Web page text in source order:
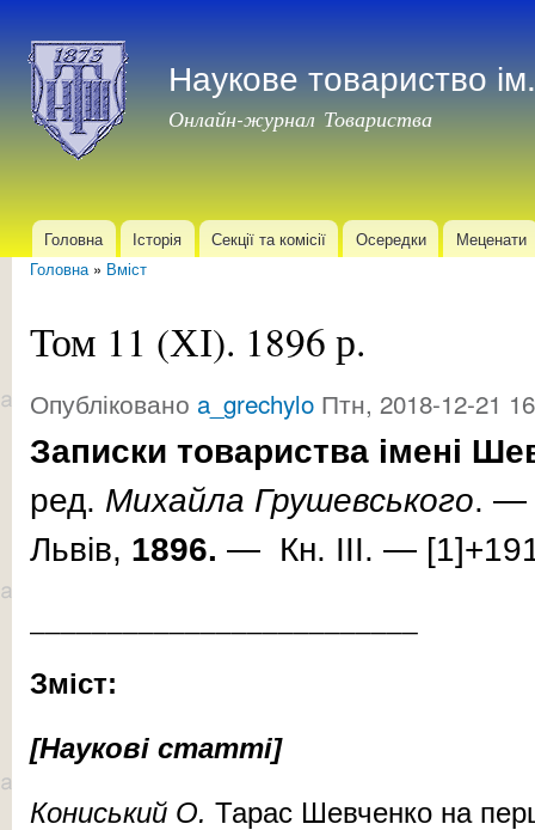
Наукове товариство
Онлайн-журнал Товариства
Головне меню
Головна Історія Секції та комісії Осередки Меценати
Головна» Вміст
Том 11 (ХІ). 1896 р.
Опубліковано a_grechylo Птн, 2018-12-21
Записки товариства імені
ред. Михайла Грушевського. —
Львів, 1896. — Кн. ІІІ. —
Зміст:
[Наукові статті]
Ко­нись­кий О. Та­рас Шев­чен­ко на